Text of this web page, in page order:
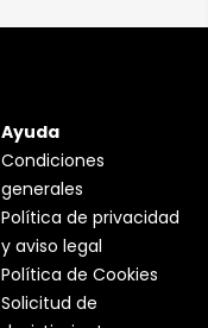
Ayuda
Condiciones
generales
Política de privacidad
y aviso legal
Política de Cookies
Solicitud de